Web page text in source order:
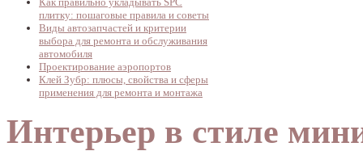
плитку: пошаговые правила и советы
Виды автозапчастей и критерии
выбора для ремонта и обслуживания
автомобиля
Проектирование аэропортов
Клей Зубр: плюсы, свойства и сферы
применения для ремонта и монтажа
Интерьер в стиле